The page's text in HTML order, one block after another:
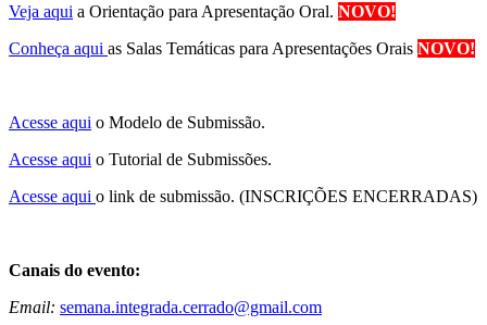
Veja aqui a Orientação para Apresentação Oral. NOVO!
Conheça aqui as Salas Temáticas para Apresentações Orais NOVO!
Acesse aqui o Modelo de Submissão.
Acesse aqui o Tutorial de Submissões.
Acesse aqui o link de submissão. (INSCRIÇÕES ENCERRADAS)
Canais do evento:
Email: semana.integrada.cerrado@gmail.com